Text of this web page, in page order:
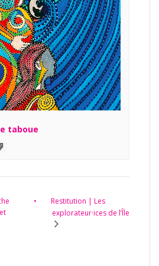
taboue
Restitution | Les
explorateur·ices de l’Île